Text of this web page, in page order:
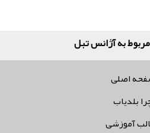
به آژانس تبلیغات
اصلی
بلدیاب
آموزشی